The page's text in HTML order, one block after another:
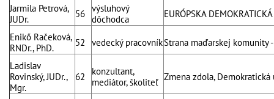
Jarmila Petrová,
JUDr.
56 výsluhový
dôchodca
EURÓPSKA
Enikő Račeková,
RNDr., PhD.
52 vedecký pracovníkStrana maďarskej komunity
Ladislav
Rovinský, JUDr.,
Mgr.
62
konzultant,
mediátor, školiteľ Zmena zdola, Demokratická